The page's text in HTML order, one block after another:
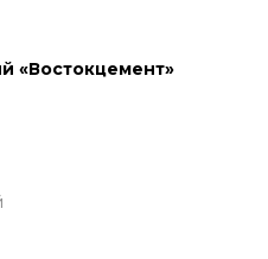
«Востокцемент»